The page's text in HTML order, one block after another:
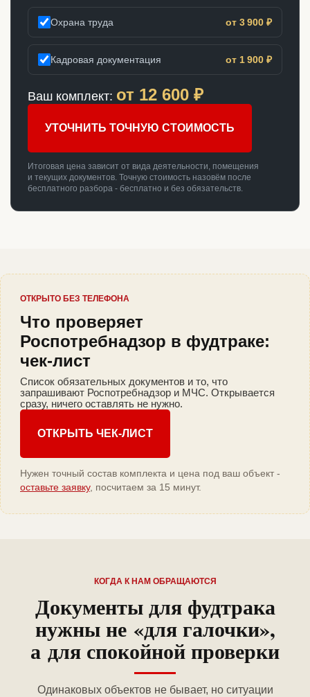
Охрана труда от 3 900 ₽
Кадровая документация от 1 900 ₽
Ваш комплект: от 12 600 ₽
УТОЧНИТЬ ТОЧНУЮ СТОИМОСТЬ
Итоговая цена зависит от вида деятельности, помещения
и текущих документов. Точную стоимость назовём после
бесплатного разбора - бесплатно и без обязательств.
ОТКРЫТО БЕЗ ТЕЛЕФОНА
Что проверяет
Роспотребнадзор в фудтраке:
чек-лист
Список обязательных документов и то, что
запрашивают Роспотребнадзор и МЧС. Открывается
сразу, ничего оставлять не нужно.
ОТКРЫТЬ ЧЕК-ЛИСТ
Нужен точный состав комплекта и цена под ваш объект -
оставьте заявку, посчитаем за 15 минут.
КОГДА К НАМ ОБРАЩАЮТСЯ
Документы для фудтрака
нужны не «для галочки»,
а для спокойной проверки
Одинаковых объектов не бывает, но ситуации